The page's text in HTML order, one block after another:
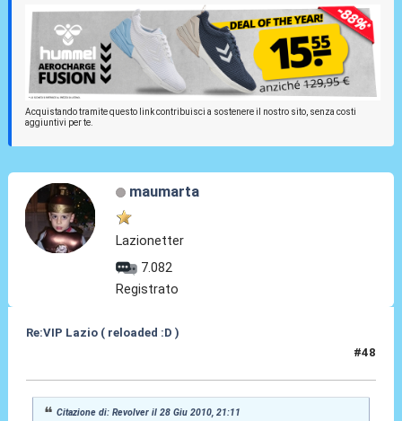
Acquistando tramite questo link contribuisci a sostenere il nostro sito, senza costi
aggiuntivi per te.
maumarta
Lazionetter
7.082
Registrato
Re:VIP Lazio ( reloaded :D )
#48
Citazione di: Revolver il 28 Giu 2010, 21:11